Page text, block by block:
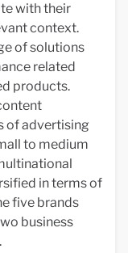
with their
context.
of solutions
related
products.
of advertising
to medium
in terms of
five brands
business